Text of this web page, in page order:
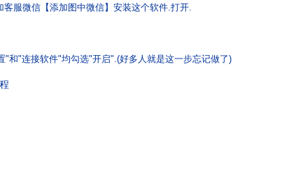
客服微信【添加图中微信】安装这个软件.打开.
和"连接软件"均勾选"开启".(好多人就是这一步忘记做了)